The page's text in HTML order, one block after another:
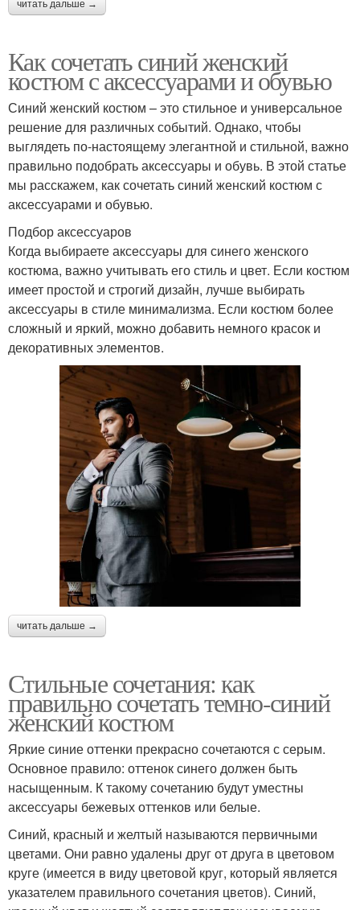
читать дальше →
Как сочетать синий женский
костюм с аксессуарами и обувью
Синий женский костюм – это стильное и универсальное
решение для различных событий. Однако, чтобы
выглядеть по-настоящему элегантной и стильной, важно
правильно подобрать аксессуары и обувь. В этой статье
мы расскажем, как сочетать синий женский костюм с
аксессуарами и обувью.
Подбор аксессуаров
Когда выбираете аксессуары для синего женского
костюма, важно учитывать его стиль и цвет. Если костюм
имеет простой и строгий дизайн, лучше выбирать
аксессуары в стиле минимализма. Если костюм более
сложный и яркий, можно добавить немного красок и
декоративных элементов.
читать дальше →
Стильные сочетания: как
правильно сочетать темно-синий
женский костюм
Яркие синие оттенки прекрасно сочетаются с серым.
Основное правило: оттенок синего должен быть
насыщенным. К такому сочетанию будут уместны
аксессуары бежевых оттенков или белые.
Синий, красный и желтый называются первичными
цветами. Они равно удалены друг от друга в цветовом
круге (имеется в виду цветовой круг, который является
указателем правильного сочетания цветов). Синий,